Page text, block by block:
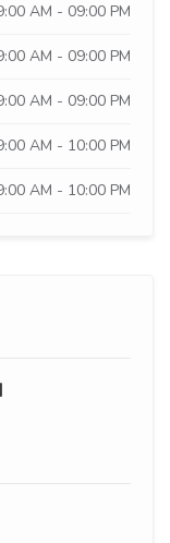
AM - 09:00 PM
AM - 09:00 PM
AM - 09:00 PM
AM - 10:00 PM
AM - 10:00 PM